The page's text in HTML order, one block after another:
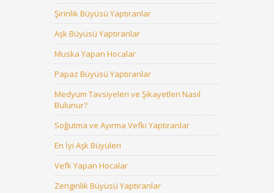
Şirinlik Büyüsü Yaptıranlar
Aşk Büyüsü Yaptıranlar
Muska Yapan Hocalar
Papaz Büyüsü Yaptıranlar
Medyum Tavsiyeleri ve Şikayetleri Nasıl
Bulunur?
Soğutma ve Ayırma Vefki Yaptıranlar
En İyi Aşk Büyüleri
Vefk Yapan Hocalar
Zenginlik Büyüsü Yaptıranlar